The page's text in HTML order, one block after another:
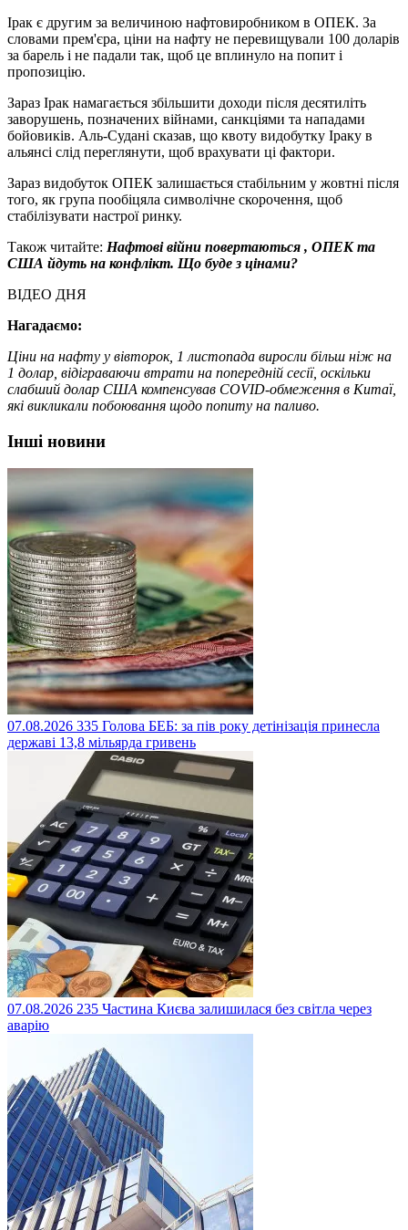
Ірак є другим за величиною нафтовиробником в ОПЕК. За
словами прем'єра, ціни на нафту не перевищували 100 доларів
за барель і не падали так, щоб це вплинуло на попит і
пропозицію.
Зараз Ірак намагається збільшити доходи після десятиліть
заворушень, позначених війнами, санкціями та нападами
бойовиків. Аль-Судані сказав, що квоту видобутку Іраку в
альянсі слід переглянути, щоб врахувати ці фактори.
Зараз видобуток ОПЕК залишається стабільним у жовтні після
того, як група пообіцяла символічне скорочення, щоб
стабілізувати настрої ринку.
Також читайте: Нафтові війни повертаються , ОПЕК та
США йдуть на конфлікт. Що буде з цінами?
ВІДЕО ДНЯ
Нагадаємо:
Ціни на нафту у вівторок, 1 листопада виросли більш ніж на
1 долар, відіграваючи втрати на попередній сесії, оскільки
слабший долар США компенсував COVID-обмеження в Китаї,
які викликали побоювання щодо попиту на паливо.
Інші новини
07.08.2026 335 Голова БЕБ: за пів року детінізація принесла
державі 13,8 мільярда гривень
07.08.2026 235 Частина Києва залишилася без світла через
аварію